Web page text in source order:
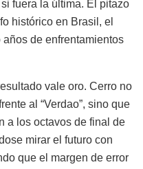
fuera la última. El pitazo
histórico en Brasil, el
de enfrentamientos
vale oro. Cerro no
al “Verdao”, sino que
a los octavos de final de
mirar el futuro con
que el margen de error